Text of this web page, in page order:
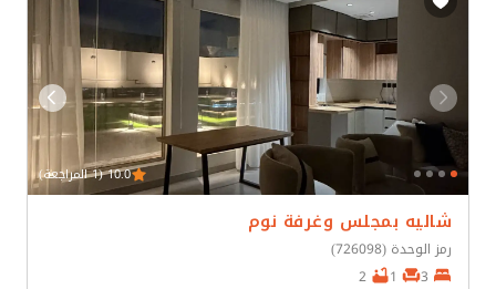
10.0 (1 المراجعة)
شاليه بمجلس وغرفة نوم
رمز الوحدة (726098)